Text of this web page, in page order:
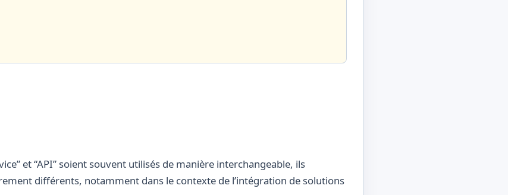
et “API” soient souvent utilisés de manière interchangeable, ils
différents, notamment dans le contexte de l’intégration de solutions